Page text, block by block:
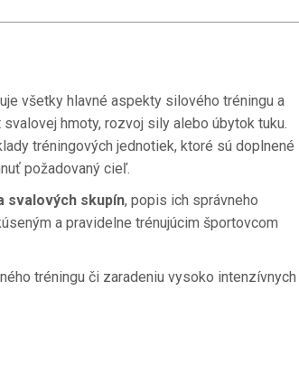
všetky hlavné aspekty silového tréningu a
hmoty, rozvoj sily alebo úbytok tuku.
tréningových jednotiek, ktoré sú doplnené
požadovaný cieľ.
svalových skupín, popis ich správneho
a pravidelne trénujúcim športovcom
tréningu či zaradeniu vysoko intenzívnych